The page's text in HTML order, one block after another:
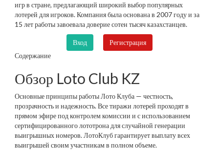
игр в стране, предлагающий широкий выбор популярных
лотерей для игроков. Компания была основана в 2007 году и за
15 лет работы завоевала доверие сотен тысяч казахстанцев.
Вход
Регистрация
Содержание
Обзор Loto Club KZ
Основные принципы работы Лото Клуба — честность,
прозрачность и надежность. Все тиражи лотерей проходят в
прямом эфире под контролем комиссии и с использованием
сертифицированного лототрона для случайной генерации
выигрышных номеров. ЛотоКлуб гарантирует выплату всех
выигрышей своим участникам в полном объеме.